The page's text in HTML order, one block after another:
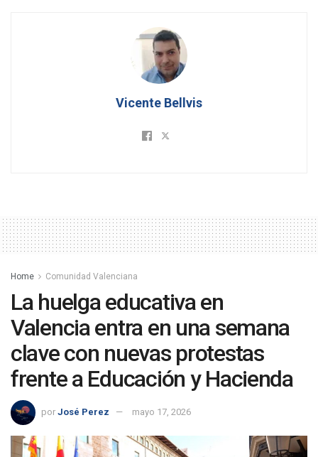
Vicente Bellvis
Home Comunidad Valenciana
La huelga educativa en
Valencia entra en una semana
clave con nuevas protestas
frente a Educación y Hacienda
por José Perez mayo 17, 2026